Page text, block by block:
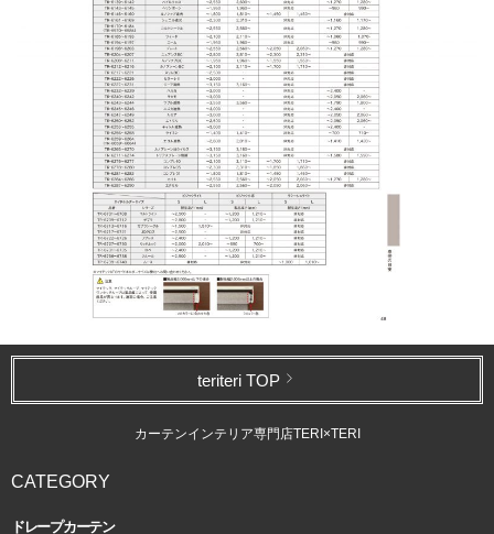
teriteri TOP
カーテンインテリア専門店TERI×TERI
CATEGORY
ドレープカーテン